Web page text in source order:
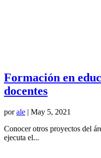
Formación en
docentes
porale | May 5, 2021
Conocer otros proyectos del
ejecuta el...